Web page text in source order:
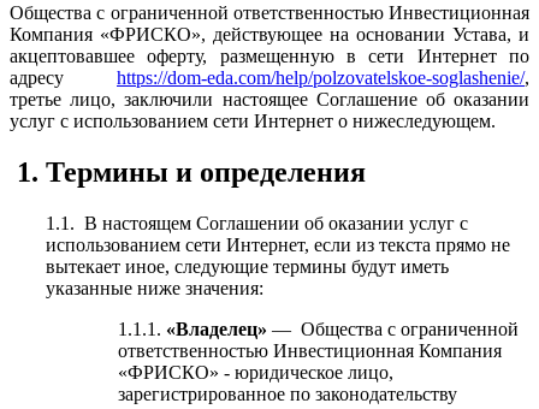
Общества с ограниченной ответственностью Инвестиционная
Компания «ФРИСКО», действующее на основании Устава, и
акцептовавшее оферту, размещенную в сети Интернет по
адресу https://dom-eda.com/help/polzovatelskoe-soglashenie/,
третье лицо, заключили настоящее Соглашение об оказании
услуг с использованием сети Интернет о нижеследующем.
1. Термины и определения
1.1. В настоящем Соглашении об оказании услуг с
использованием сети Интернет, если из текста прямо не
вытекает иное, следующие термины будут иметь
указанные ниже значения:
1.1.1. «Владелец» — Общества с ограниченной
ответственностью Инвестиционная Компания
«ФРИСКО» - юридическое лицо,
зарегистрированное по законодательству